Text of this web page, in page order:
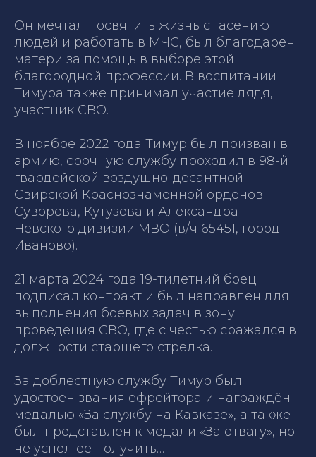
Он мечтал посвятить жизнь спасению
людей и работать в МЧС, был благодарен
матери за помощь в выборе этой
благородной профессии. В воспитании
Тимура также принимал участие дядя,
участник СВО.
В ноябре 2022 года Тимур был призван в
армию, срочную службу проходил в 98-й
гвардейской воздушно-десантной
Свирской Краснознамённой орденов
Суворова, Кутузова и Александра
Невского дивизии МВО (в/ч 65451, город
Иваново).
21 марта 2024 года 19-тилетний боец
подписал контракт и был направлен для
выполнения боевых задач в зону
проведения СВО, где с честью сражался в
должности старшего стрелка.
За доблестную службу Тимур был
удостоен звания ефрейтора и награждён
медалью «За службу на Кавказе», а также
был представлен к медали «За отвагу», но
не успел её получить…